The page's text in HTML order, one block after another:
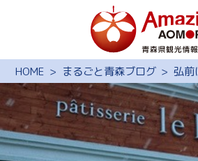
HOME まるごと青森ブログ 弘前